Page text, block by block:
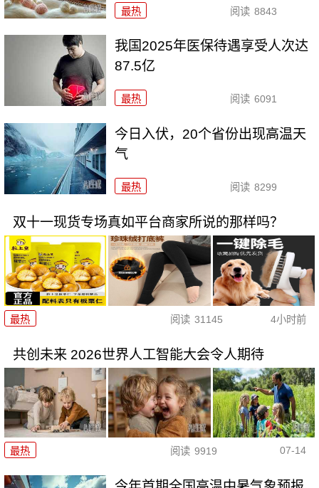
最热 阅读 8843
我国2025年医保待遇享受人次达
87.5亿
最热 阅读 6091
今日入伏，20个省份出现高温天
气
最热 阅读 8299
双十一现货专场真如平台商家所说的那样吗？
最热 阅读 31145 4小时前
共创未来 2026世界人工智能大会令人期待
最热 阅读 9919 07-14